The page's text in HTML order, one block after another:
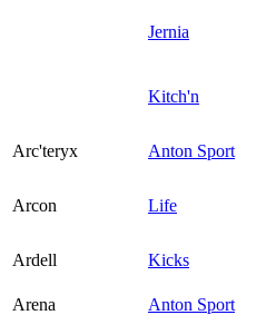
Jernia
Kitch'n
Arc'teryx
Anton Sport
Arcon Life
Ardell
Kicks
Arena
Anton Sport